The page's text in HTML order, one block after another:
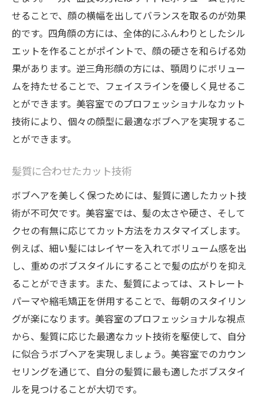
せることで、顔の横幅を出してバランスを取るのが効果
的です。四角顔の方には、全体的にふんわりとしたシル
エットを作ることがポイントで、顔の硬さを和らげる効
果があります。逆三角形顔の方には、顎周りにボリュー
ムを持たせることで、フェイスラインを優しく見せるこ
とができます。美容室でのプロフェッショナルなカット
技術により、個々の顔型に最適なボブヘアを実現するこ
とができます。
髪質に合わせたカット技術
ボブヘアを美しく保つためには、髪質に適したカット技
術が不可欠です。美容室では、髪の太さや硬さ、そして
クセの有無に応じてカット方法をカスタマイズします。
例えば、細い髪にはレイヤーを入れてボリューム感を出
し、重めのボブスタイルにすることで髪の広がりを抑え
ることができます。また、髪質によっては、ストレート
パーマや縮毛矯正を併用することで、毎朝のスタイリン
グが楽になります。美容室のプロフェッショナルな視点
から、髪質に応じた最適なカット技術を駆使して、自分
に似合うボブヘアを実現しましょう。美容室でのカウン
セリングを通じて、自分の髪質に最も適したボブスタイ
ルを見つけることが大切です。